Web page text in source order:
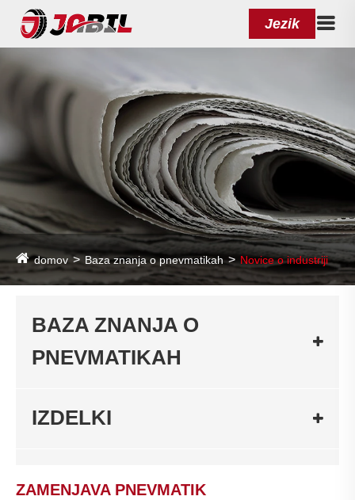
Jezik
domov Baza znanja o pnevmatikah Novice o industriji
BAZA ZNANJA O
PNEVMATIKAH
IZDELKI
ZAMENJAVA PNEVMATIK